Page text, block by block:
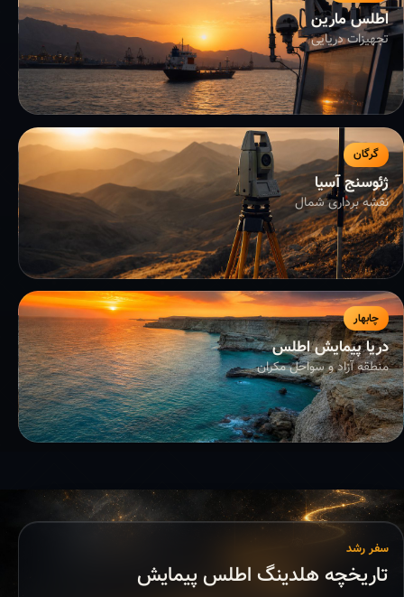
اطلس مارین
تجهیزات دریایی
گرگان
ژئوسنج آسیا
نقشه برداری شمال
چابهار
دریا پیمایش اطلس
منطقه آزاد و سواحل مکران
سفر رشد
تاریخچه هلدینگ اطلس پیمایش